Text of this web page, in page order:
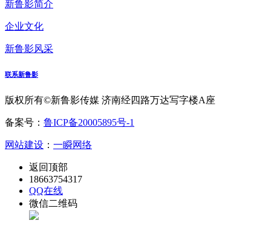
新鲁影简介
企业文化
新鲁影风采
联系新鲁影
版权所有©新鲁影传媒 济南经四路万达写字楼A座
备案号： 鲁ICP备20005895号-1
网站建设 ： 一瞬网络
返回顶部
18663754317
QQ在线
微信二维码